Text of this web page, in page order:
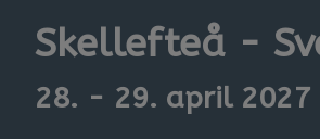
Skellefteå -
28. - 29. april 2027